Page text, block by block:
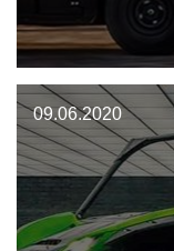
09.06.2020